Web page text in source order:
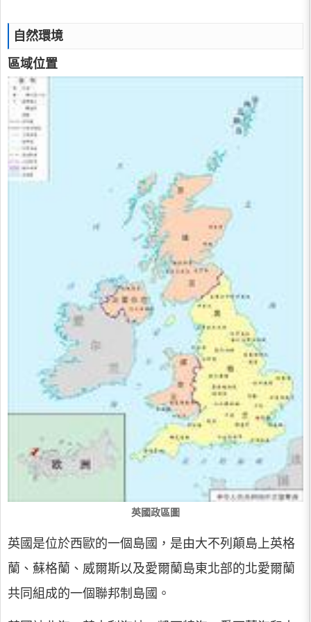
自然環境
區域位置
英國政區圖
英國是位於西歐的一個島國，是由大不列顛島上英格
蘭、蘇格蘭、威爾斯以及愛爾蘭島東北部的北愛爾蘭
共同組成的一個聯邦制島國。